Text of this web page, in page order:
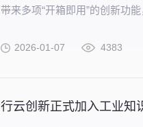
带来多项“开箱即用”的创新功
2026-01-07 4383